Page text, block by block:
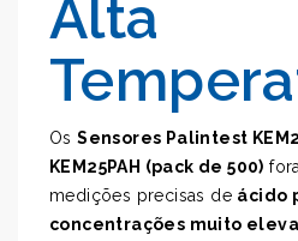
Alta
OsSensores Palintest
KEM25PAH (pack de 500)
medições precisas de ácido
concentrações muito